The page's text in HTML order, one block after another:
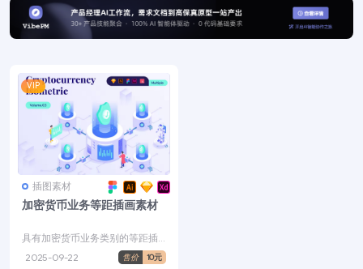
VIP
插图素材
加密货币业务等距插画素材
具有加密货币业务类别的等距插
图素材，为ICO、加密货币、比特
币、以太坊等项目提供...
2025-09-22 售价 10元